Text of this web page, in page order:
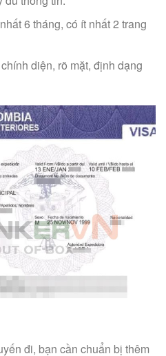
6 tháng, có ít nhất 2 trang
diện, rõ mặt, định dạng
đi, bạn cần chuẩn bị thêm